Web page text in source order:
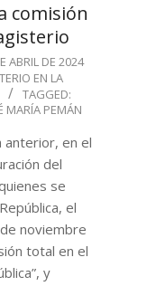
comisión
ABRIL DE 2024
EN LA
TAGGED:
MARÍA PEMÁN
anterior, en el
del
se
el
noviembre
total en el
y